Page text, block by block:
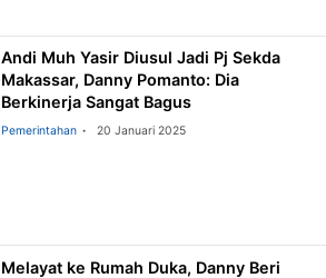
Andi Muh Yasir Diusul Jadi Pj Sekda
Makassar, Danny Pomanto: Dia
Berkinerja Sangat Bagus
Pemerintahan 20 Januari 2025
Melayat ke Rumah Duka, Danny Beri